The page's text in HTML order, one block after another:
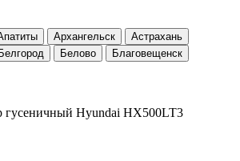
Архангельск
Астрахань
Белгород Белово
Благовещенск
гусеничный Hyundai HX500LT3